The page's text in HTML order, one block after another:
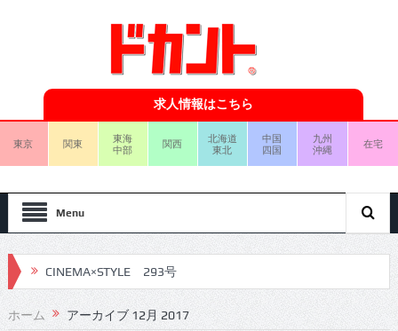
求人情報はこちら
東京 関東
東海
中部
関西
北海道
東北
中国
四国
九州
沖縄
在宅
Menu
CINEMA×STYLE 293号
CINEMA×STYLE 292号
ホーム アーカイブ 12月 2017